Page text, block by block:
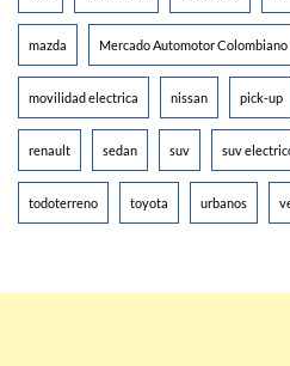
mazda Mercado Automotor Colombiano
movilidad electrica nissan pick-up
renault sedan suv suv
todoterreno toyota urbanos